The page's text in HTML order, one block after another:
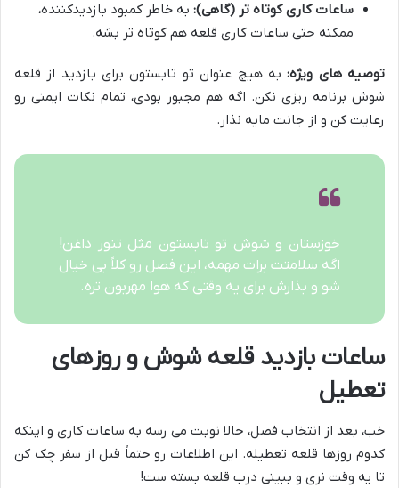
ساعات کاری کوتاه تر (گاهی): به خاطر کمبود بازدیدکننده،
ممکنه حتی ساعات کاری قلعه هم کوتاه تر بشه.
توصیه های ویژه:به هیچ عنوان تو تابستون برای بازدید از قلعه
شوش برنامه ریزی نکن. اگه هم مجبور بودی، تمام نکات ایمنی رو
رعایت کن و از جانت مایه نذار.
خوزستان و شوش تو تابستون مثل تنور داغن!
اگه سلامتت برات مهمه، این فصل رو کلاً بی خیال
شو و بذارش برای یه وقتی که هوا مهربون تره.
ساعات بازدید قلعه شوش و روزهای
تعطیل
خب، بعد از انتخاب فصل، حالا نوبت می رسه به ساعات کاری و اینکه
کدوم روزها قلعه تعطیله. این اطلاعات رو حتماً قبل از سفر چک کن
تا یه وقت نری و ببینی درب قلعه بسته ست!